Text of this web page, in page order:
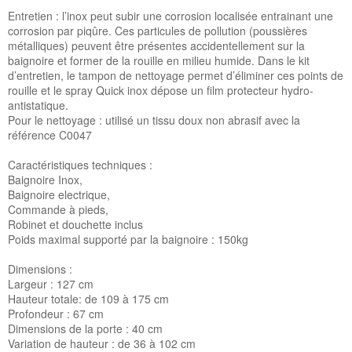
Entretien : l’inox peut subir une corrosion localisée entrainant une
corrosion par piqûre. Ces particules de pollution (poussières
métalliques) peuvent être présentes accidentellement sur la
baignoire et former de la rouille en milieu humide. Dans le kit
d’entretien, le tampon de nettoyage permet d’éliminer ces points de
rouille et le spray Quick inox dépose un film protecteur hydro-
antistatique.
Pour le nettoyage : utilisé un tissu doux non abrasif avec la
référence C0047
Caractéristiques techniques :
Baignoire Inox,
Baignoire electrique,
Commande à pieds,
Robinet et douchette inclus
Poids maximal supporté par la baignoire : 150kg
Dimensions :
Largeur : 127 cm
Hauteur totale: de 109 à 175 cm
Profondeur : 67 cm
Dimensions de la porte : 40 cm
Variation de hauteur : de 36 à 102 cm